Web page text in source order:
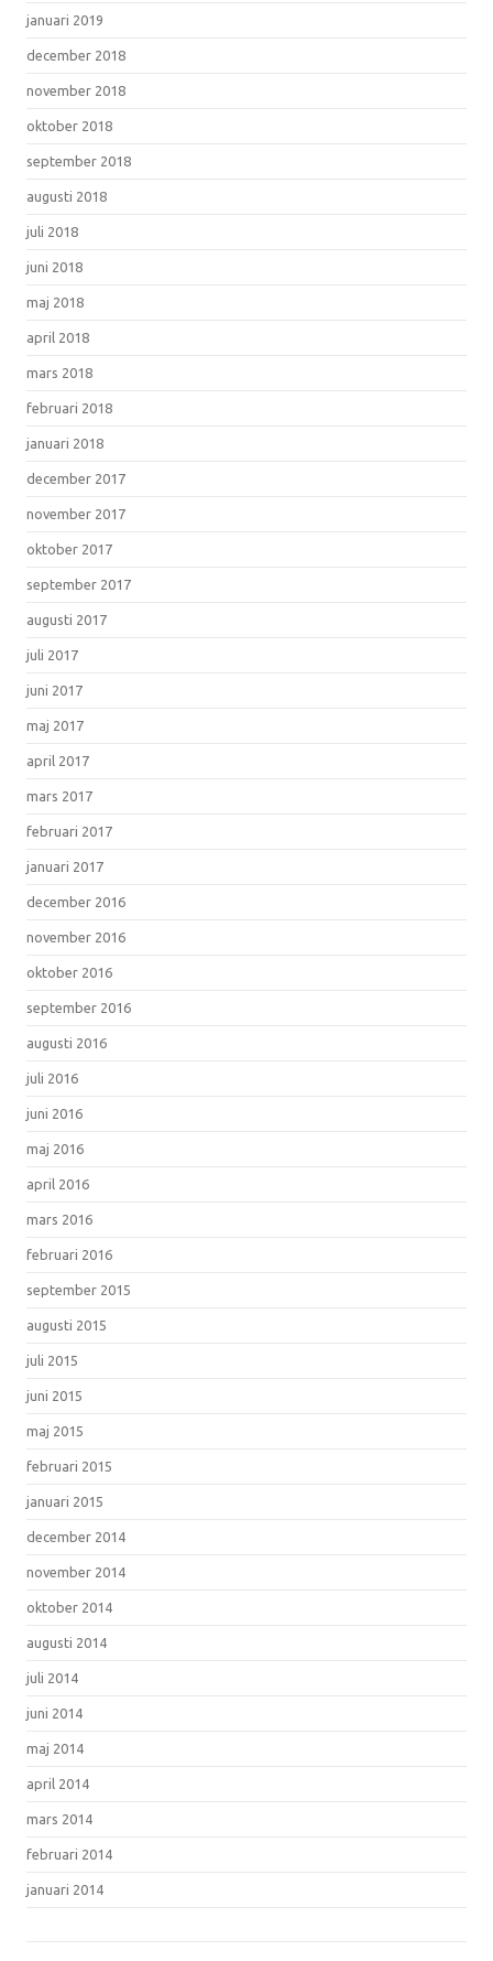
januari 2019
december 2018
november 2018
oktober 2018
september 2018
augusti 2018
juli 2018
juni 2018
maj 2018
april 2018
mars 2018
februari 2018
januari 2018
december 2017
november 2017
oktober 2017
september 2017
augusti 2017
juli 2017
juni 2017
maj 2017
april 2017
mars 2017
februari 2017
januari 2017
december 2016
november 2016
oktober 2016
september 2016
augusti 2016
juli 2016
juni 2016
maj 2016
april 2016
mars 2016
februari 2016
september 2015
augusti 2015
juli 2015
juni 2015
maj 2015
februari 2015
januari 2015
december 2014
november 2014
oktober 2014
augusti 2014
juli 2014
juni 2014
maj 2014
april 2014
mars 2014
februari 2014
januari 2014